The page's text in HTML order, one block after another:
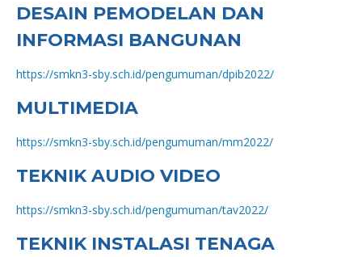
DESAIN PEMODELAN DAN
INFORMASI BANGUNAN
https://smkn3-sby.sch.id/pengumuman/dpib2022/
MULTIMEDIA
https://smkn3-sby.sch.id/pengumuman/mm2022/
TEKNIK AUDIO VIDEO
https://smkn3-sby.sch.id/pengumuman/tav2022/
TEKNIK INSTALASI TENAGA